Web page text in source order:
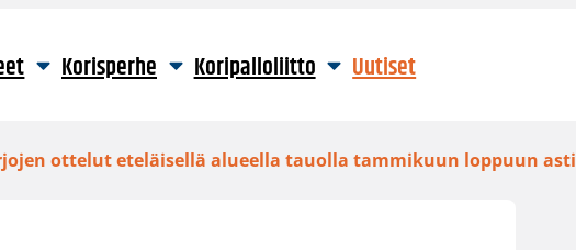
Korisperhe Koripalloliitto Uutiset
ottelut eteläisellä alueella tauolla tammikuun loppuun asti